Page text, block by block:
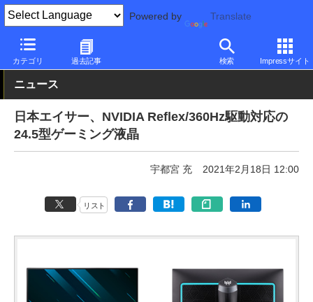
Powered by Translate
カテゴリ 過去記事 検索 Impressサイト
PC Watch 半導体/周辺機器
ニュース
日本エイサー、NVIDIA Reflex/360Hz駆動対応の
24.5型ゲーミング液晶
宇都宮 充 2021年2月18日 12:00
リスト